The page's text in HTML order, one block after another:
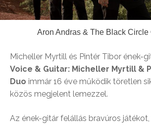
Aron Andras & The Black Circle
Micheller Myrtill és Pintér Tibor ének-
Voice & Guitar: Micheller Myrtill &
Duo immár 16 éve működik töretlen
közös megjelent lemezzel.
Az ének-gitár felállás bravúros